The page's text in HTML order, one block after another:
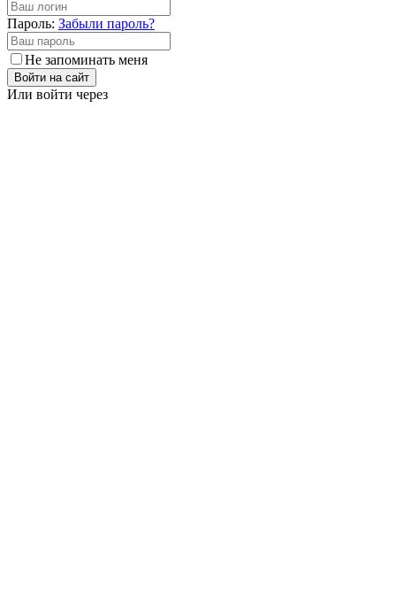
Пароль: Забыли пароль?
Не запоминать меня
Войти на сайт
Или войти через